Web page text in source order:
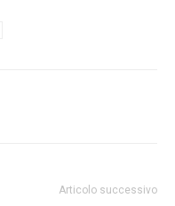
Articolo successivo